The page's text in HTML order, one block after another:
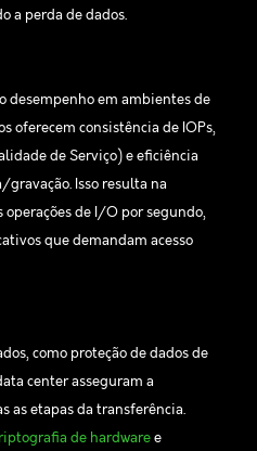
a perda de dados.
desempenho em ambientes de
oferecem consistência de IOPs,
de Serviço) e eficiência
Isso resulta na
de I/O por segundo,
que demandam acesso
como proteção de dados de
center asseguram a
as etapas da transferência.
de hardwaree